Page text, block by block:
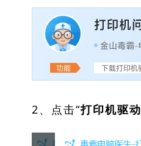
2、点击“打印机驱动